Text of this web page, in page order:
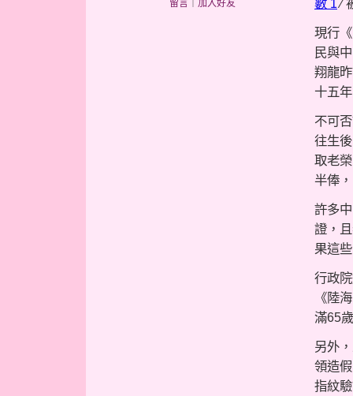
留言
加入好友
數 1⁄
現行
民與
翔龍
十五
不可
往生
取老
半俸
許多
證，
果這
行政
《陸
滿65
另外
領造
指紋